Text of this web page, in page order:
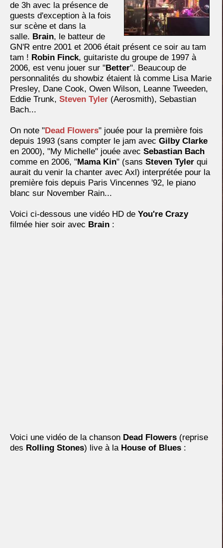
de 3h avec la présence de
guests d'exception à la fois
sur scène et dans la
salle. Brain, le batteur de
GN'R entre 2001 et 2006 était présent ce soir au tam
tam ! Robin Finck, guitariste du groupe de 1997 à
2006, est venu jouer sur "Better". Beaucoup de
personnalités du showbiz étaient là comme Lisa Marie
Presley, Dane Cook, Owen Wilson, Leanne Tweeden,
Eddie Trunk, Steven Tyler (Aerosmith), Sebastian
Bach...
On note "Dead Flowers" jouée pour la première fois
depuis 1993 (sans compter le jam avec Gilby Clarke
en 2000), "My Michelle" jouée avec Sebastian Bach
comme en 2006, "Mama Kin" (sans Steven Tyler qui
aurait du venir la chanter avec Axl) interprétée pour la
première fois depuis Paris Vincennes '92, le piano
blanc sur November Rain...
Voici ci-dessous une vidéo HD de You're Crazy
filmée hier soir avec Brain :
Voici une vidéo de la chanson Dead Flowers (reprise
des Rolling Stones) live à la House of Blues :